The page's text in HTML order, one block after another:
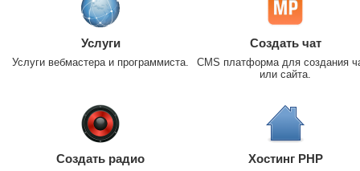
Услуги
Услуги вебмастера и программиста.
Создать чат
CMS платформа для создания
или сайта.
Создать радио Хостинг PHP